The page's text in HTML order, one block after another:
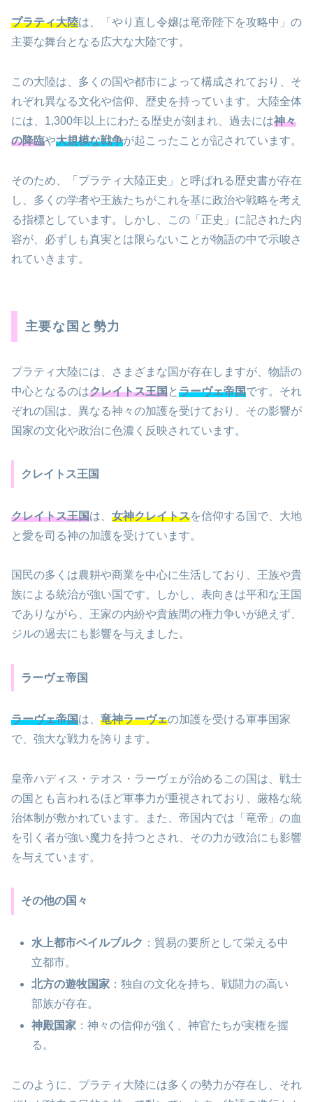
プラティ大陸は、「やり直し令嬢は竜帝陛下を攻略中」の
主要な舞台となる広大な大陸です。
この大陸は、多くの国や都市によって構成されており、そ
れぞれ異なる文化や信仰、歴史を持っています。大陸全体
には、1,300年以上にわたる歴史が刻まれ、過去には神々
の降臨や大規模な戦争が起こったことが記されています。
そのため、「プラティ大陸正史」と呼ばれる歴史書が存在
し、多くの学者や王族たちがこれを基に政治や戦略を考え
る指標としています。しかし、この「正史」に記された内
容が、必ずしも真実とは限らないことが物語の中で示唆さ
れていきます。
主要な国と勢力
プラティ大陸には、さまざまな国が存在しますが、物語の
中心となるのはクレイトス王国とラーヴェ帝国です。それ
ぞれの国は、異なる神々の加護を受けており、その影響が
国家の文化や政治に色濃く反映されています。
クレイトス王国
クレイトス王国は、 女神クレイトスを信仰する国で、大地
と愛を司る神の加護を受けています。
国民の多くは農耕や商業を中心に生活しており、王族や貴
族による統治が強い国です。しかし、表向きは平和な王国
でありながら、王家の内紛や貴族間の権力争いが絶えず、
ジルの過去にも影響を与えました。
ラーヴェ帝国
ラーヴェ帝国は、 竜神ラーヴェの加護を受ける軍事国家
で、強大な戦力を誇ります。
皇帝ハディス・テオス・ラーヴェが治めるこの国は、戦士
の国とも言われるほど軍事力が重視されており、厳格な統
治体制が敷かれています。また、帝国内では「竜帝」の血
を引く者が強い魔力を持つとされ、その力が政治にも影響
を与えています。
その他の国々
水上都市ベイルブルク ：貿易の要所として栄える中
立都市。
北方の遊牧国家 ：独自の文化を持ち、戦闘力の高い
部族が存在。
神殿国家 ：神々の信仰が強く、神官たちが実権を握
る。
このように、プラティ大陸には多くの勢力が存在し、それ